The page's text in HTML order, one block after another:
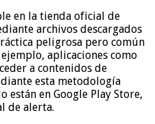
en la tienda oficial de
archivos descargados
peligrosa pero común
aplicaciones como
a contenidos de
esta metodología
están en Google Play Store,
de alerta.